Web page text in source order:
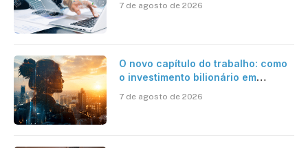
7 de agosto de 2026
O novo capítulo do trabalho: como
o investimento bilionário em
verdadeira era da inteligência
7 de agosto de 2026